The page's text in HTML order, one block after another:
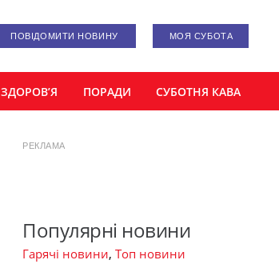
ПОВІДОМИТИ НОВИНУ МОЯ СУБОТА
ЗДОРОВ’Я ПОРАДИ СУБОТНЯ КАВА
РЕКЛАМА
Популярні новини
Гарячі новини, Топ новини